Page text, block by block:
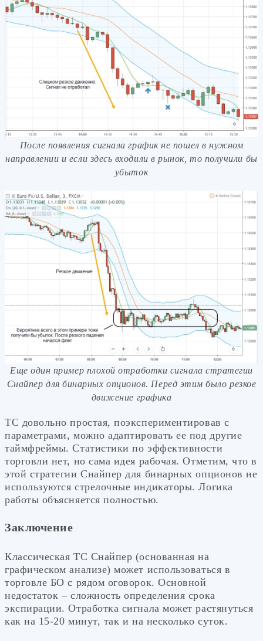
После появления сигнала график не пошел в нужном
направлении и если здесь входили в рынок, то получили бы
убыток
Еще один пример плохой отработки сигнала стратегии
Снайпер для бинарных опционов. Перед этим было резкое
движение графика
ТС довольно простая, поэкспериментировав с
параметрами, можно адаптировать ее под другие
таймфреймы. Статистики по эффективности
торговли нет, но сама идея рабочая. Отметим, что в
этой стратегии Снайпер для бинарных опционов не
используются стрелочные индикаторы. Логика
работы объясняется полностью.
Заключение
Классическая ТС Снайпер (основанная на
графическом анализе) может использоваться в
торговле БО с рядом оговорок. Основной
недостаток – сложность определения срока
экспирации. Отработка сигнала может растянуться
как на 15-20 минут, так и на несколько суток.